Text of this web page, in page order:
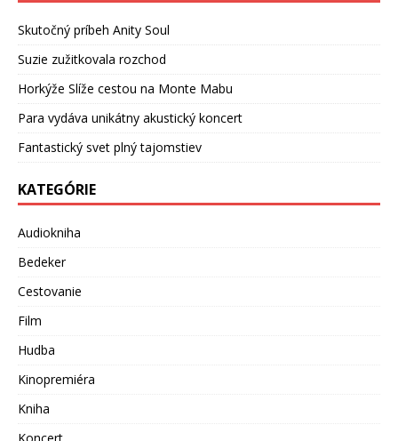
Skutočný príbeh Anity Soul
Suzie zužitkovala rozchod
Horkýže Slíže cestou na Monte Mabu
Para vydáva unikátny akustický koncert
Fantastický svet plný tajomstiev
KATEGÓRIE
Audiokniha
Bedeker
Cestovanie
Film
Hudba
Kinopremiéra
Kniha
Koncert